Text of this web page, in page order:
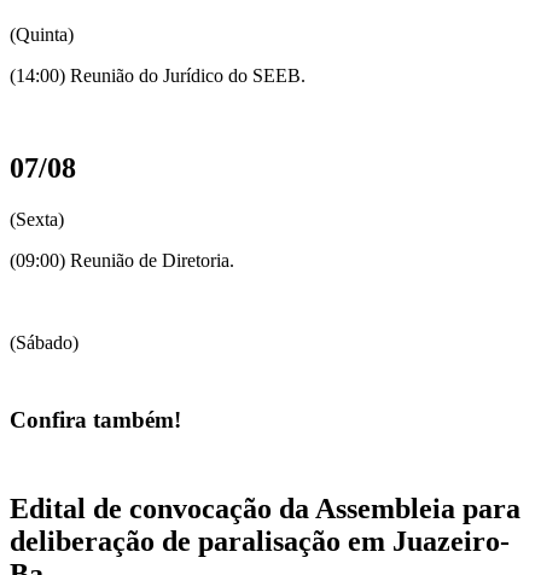
(Quinta)
(14:00) Reunião do Jurídico do SEEB.
07/08
(Sexta)
(09:00) Reunião de Diretoria.
(Sábado)
Confira também!
Edital de convocação da Assembleia para
deliberação de paralisação em Juazeiro-